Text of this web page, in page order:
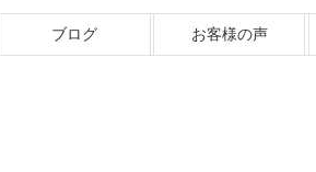
ブログ お客様の声